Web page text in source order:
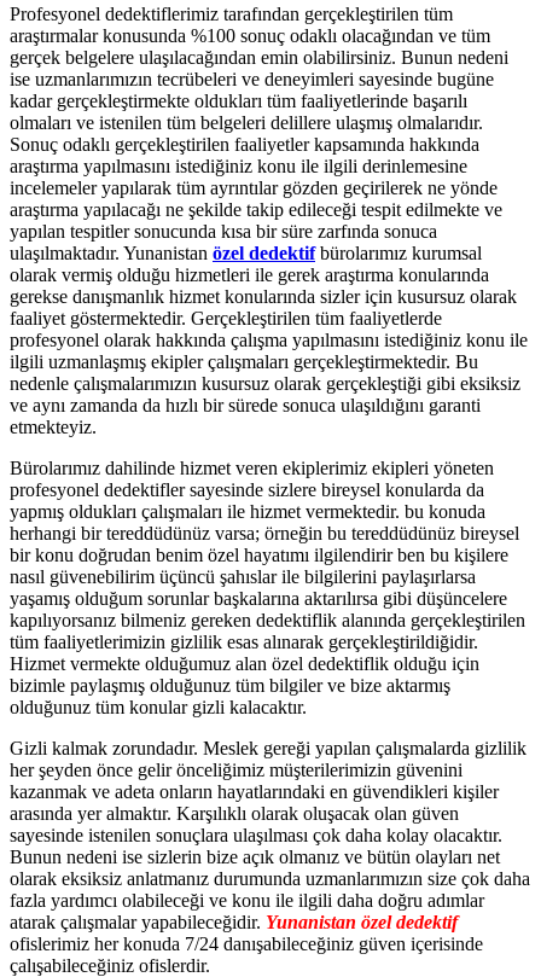
Profesyonel dedektiflerimiz tarafından gerçekleştirilen tüm
araştırmalar konusunda %100 sonuç odaklı olacağından ve tüm
gerçek belgelere ulaşılacağından emin olabilirsiniz. Bunun nedeni
ise uzmanlarımızın tecrübeleri ve deneyimleri sayesinde bugüne
kadar gerçekleştirmekte oldukları tüm faaliyetlerinde başarılı
olmaları ve istenilen tüm belgeleri delillere ulaşmış olmalarıdır.
Sonuç odaklı gerçekleştirilen faaliyetler kapsamında hakkında
araştırma yapılmasını istediğiniz konu ile ilgili derinlemesine
incelemeler yapılarak tüm ayrıntılar gözden geçirilerek ne yönde
araştırma yapılacağı ne şekilde takip edileceği tespit edilmekte ve
yapılan tespitler sonucunda kısa bir süre zarfında sonuca
ulaşılmaktadır. Yunanistan özel dedektifbürolarımız kurumsal
olarak vermiş olduğu hizmetleri ile gerek araştırma konularında
gerekse danışmanlık hizmet konularında sizler için kusursuz olarak
faaliyet göstermektedir. Gerçekleştirilen tüm faaliyetlerde
profesyonel olarak hakkında çalışma yapılmasını istediğiniz konu ile
ilgili uzmanlaşmış ekipler çalışmaları gerçekleştirmektedir. Bu
nedenle çalışmalarımızın kusursuz olarak gerçekleştiği gibi eksiksiz
ve aynı zamanda da hızlı bir sürede sonuca ulaşıldığını garanti
etmekteyiz.
Bürolarımız dahilinde hizmet veren ekiplerimiz ekipleri yöneten
profesyonel dedektifler sayesinde sizlere bireysel konularda da
yapmış oldukları çalışmaları ile hizmet vermektedir. bu konuda
herhangi bir tereddüdünüz varsa; örneğin bu tereddüdünüz bireysel
bir konu doğrudan benim özel hayatımı ilgilendirir ben bu kişilere
nasıl güvenebilirim üçüncü şahıslar ile bilgilerini paylaşırlarsa
yaşamış olduğum sorunlar başkalarına aktarılırsa gibi düşüncelere
kapılıyorsanız bilmeniz gereken dedektiflik alanında gerçekleştirilen
tüm faaliyetlerimizin gizlilik esas alınarak gerçekleştirildiğidir.
Hizmet vermekte olduğumuz alan özel dedektiflik olduğu için
bizimle paylaşmış olduğunuz tüm bilgiler ve bize aktarmış
olduğunuz tüm konular gizli kalacaktır.
Gizli kalmak zorundadır. Meslek gereği yapılan çalışmalarda gizlilik
her şeyden önce gelir önceliğimiz müşterilerimizin güvenini
kazanmak ve adeta onların hayatlarındaki en güvendikleri kişiler
arasında yer almaktır. Karşılıklı olarak oluşacak olan güven
sayesinde istenilen sonuçlara ulaşılması çok daha kolay olacaktır.
Bunun nedeni ise sizlerin bize açık olmanız ve bütün olayları net
olarak eksiksiz anlatmanız durumunda uzmanlarımızın size çok daha
fazla yardımcı olabileceği ve konu ile ilgili daha doğru adımlar
atarak çalışmalar yapabileceğidir. Yunanistan özel dedektif
ofislerimiz her konuda 7/24 danışabileceğiniz güven içerisinde
çalışabileceğiniz ofislerdir.